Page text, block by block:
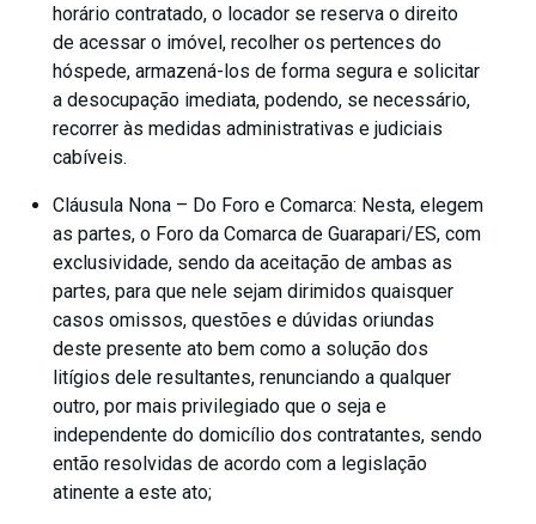
horário contratado, o locador se reserva o direito
de acessar o imóvel, recolher os pertences do
hóspede, armazená-los de forma segura e solicitar
a desocupação imediata, podendo, se necessário,
recorrer às medidas administrativas e judiciais
cabíveis.
Cláusula Nona – Do Foro e Comarca: Nesta, elegem
as partes, o Foro da Comarca de Guarapari/ES, com
exclusividade, sendo da aceitação de ambas as
partes, para que nele sejam dirimidos quaisquer
casos omissos, questões e dúvidas oriundas
deste presente ato bem como a solução dos
litígios dele resultantes, renunciando a qualquer
outro, por mais privilegiado que o seja e
independente do domicílio dos contratantes, sendo
então resolvidas de acordo com a legislação
atinente a este ato;